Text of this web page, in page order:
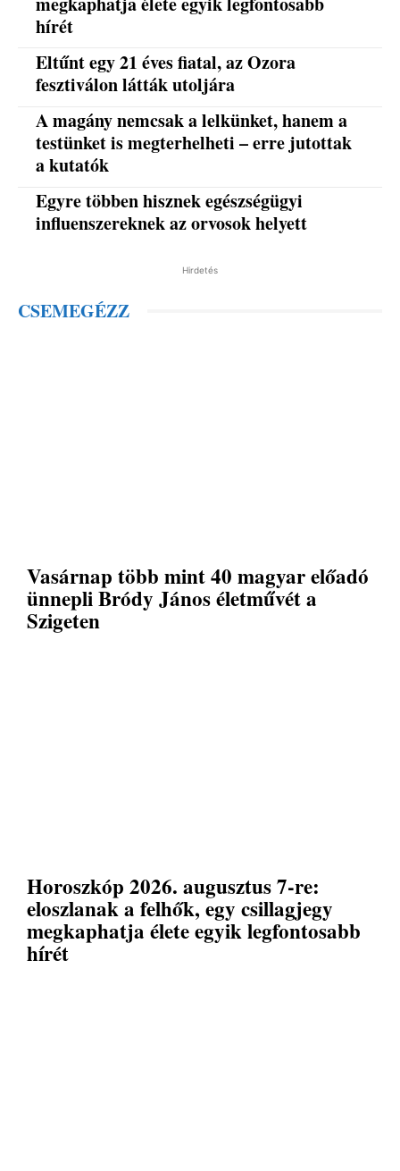
hírét
Eltűnt egy 21 éves fiatal, az Ozora
fesztiválon látták utoljára
A magány nemcsak a lelkünket, hanem a
testünket is megterhelheti – erre jutottak
a kutatók
Egyre többen hisznek egészségügyi
influenszereknek az orvosok helyett
Hirdetés
CSEMEGÉZZ
Vasárnap több mint 40 magyar előadó
ünnepli Bródy János életművét a
Szigeten
Horoszkóp 2026. augusztus 7-re:
eloszlanak a felhők, egy csillagjegy
megkaphatja élete egyik legfontosabb
hírét